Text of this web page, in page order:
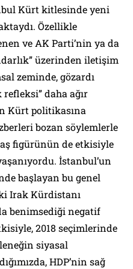
Kürt kitlesinde yeni
Özellikle
ve AK Parti’nin ya da
üzerinden iletişim
zeminde, gözardı
daha ağır
Kürt politikasına
bozan söylemlerle
figürünün de etkisiyle
İstanbul’un
başlayan bu genel
Irak Kürdistanı
benimsediği negatif
2018 seçimlerinde
siyasal
HDP’nin sağ